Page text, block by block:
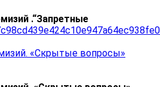
.“Запретные
«Скрытые вопросы»